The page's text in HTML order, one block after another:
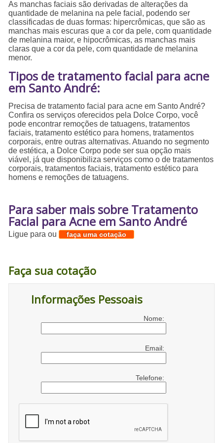
As manchas faciais são derivadas de alterações da
quantidade de melanina na pele facial, podendo ser
classificadas de duas formas: hipercrômicas, que são as
manchas mais escuras que a cor da pele, com quantidade
de melanina maior, e hipocrômicas, as manchas mais
claras que a cor da pele, com quantidade de melanina
menor.
Tipos de tratamento facial para acne
em Santo André:
Precisa de tratamento facial para acne em Santo André?
Confira os serviços oferecidos pela Dolce Corpo, você
pode encontrar remoções de tatuagens, tratamentos
faciais, tratamento estético para homens, tratamentos
corporais, entre outras alternativas. Atuando no segmento
de estética, a Dolce Corpo pode ser sua opção mais
viável, já que disponibiliza serviços como o de tratamentos
corporais, tratamentos faciais, tratamento estético para
homens e remoções de tatuagens.
Para saber mais sobre Tratamento
Facial para Acne em Santo André
Ligue paraou faça uma cotação
Faça sua cotação
Informações Pessoais
Nome:
Email:
Telefone: